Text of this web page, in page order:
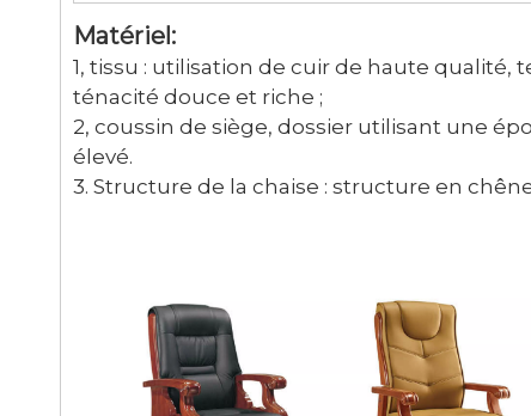
Matériel:
1, tissu : utilisation de cuir de haute
ténacité douce et riche ;
2, coussin de siège, dossier utilisant une
élevé.
3. Structure de la chaise : structure en